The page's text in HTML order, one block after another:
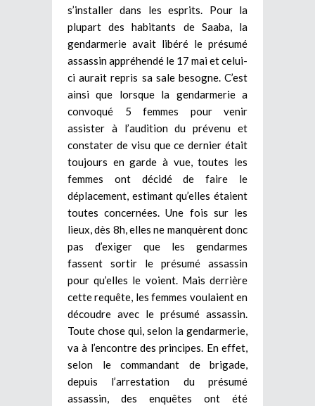
s’installer dans les esprits. Pour la
plupart des habitants de Saaba, la
gendarmerie avait libéré le présumé
assassin appréhendé le 17 mai et celui-
ci aurait repris sa sale besogne. C’est
ainsi que lorsque la gendarmerie a
convoqué 5 femmes pour venir
assister à l’audition du prévenu et
constater de visu que ce dernier était
toujours en garde à vue, toutes les
femmes ont décidé de faire le
déplacement, estimant qu’elles étaient
toutes concernées. Une fois sur les
lieux, dès 8h, elles ne manquèrent donc
pas d’exiger que les gendarmes
fassent sortir le présumé assassin
pour qu’elles le voient. Mais derrière
cette requête, les femmes voulaient en
découdre avec le présumé assassin.
Toute chose qui, selon la gendarmerie,
va à l’encontre des principes. En effet,
selon le commandant de brigade,
depuis l’arrestation du présumé
assassin, des enquêtes ont été